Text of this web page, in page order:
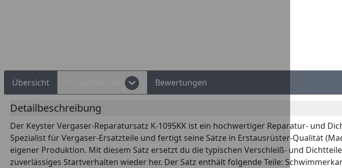
Übersicht Bewertungen
Detailbeschreibung
Der Keyster Vergaser-Reparatursatz K-1095KK ist ein hochwertiger Reparatur- und
Spezialist für Vergaser-Ersatzteile und fertigt seine Sätze in Erstausrüster-Qualität
eigener Produktion. Mit diesem Satz ersetzt du die typischen Verschleiß- und
zuverlässiges Startverhalten wieder her. Der Satz enthält folgende Teile: